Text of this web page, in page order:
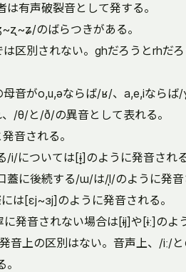
は有声破裂音として発する。
のばらつきがある。
は区別されない。ghだろうとrh
音がo,u,əならば/ʁ/、a,e,iならば/
/θ/と/ð/の異音として表れる。
音される。
/i/については[ɨ̟]のように発音され
蓋に後続する/ɯ/は/l̩/のように発
は[ɛj~ɜj]のように発音される。
発音されない場合は[ɨj]や[ɨː]のよ
音上の区別はない。音声上、/iː/と